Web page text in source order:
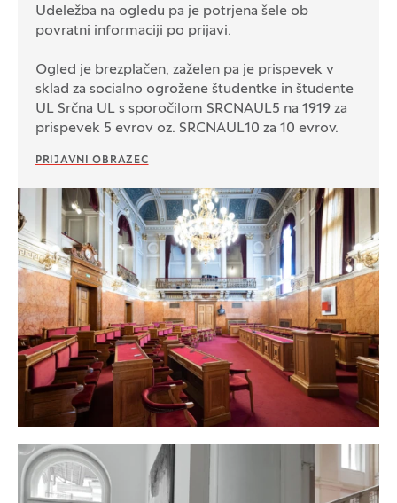
Udeležba na ogledu pa je potrjena šele ob
povratni informaciji po prijavi.
Ogled je brezplačen, zaželen pa je prispevek v
sklad za socialno ogrožene študentke in študente
UL Srčna UL s sporočilom SRCNAUL5 na 1919 za
prispevek 5 evrov oz. SRCNAUL10 za 10 evrov.
PRIJAVNI OBRAZEC
Galerija fotografij